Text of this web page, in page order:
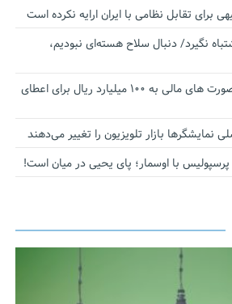
برای تقابل نظامی با ایران ارایه نکرده است
نگیرد/ دنبال سلاح هسته‌ای نبودیم،
آستانه الزام به دریافت صورت های مالی به ۱۰۰ میلیارد ریال برای اعطای
نمایشگرها بازار تلویزیون را تغییر می‌دهند
پرسپولیس با اوسمار؛ پای یحیی در میان است!